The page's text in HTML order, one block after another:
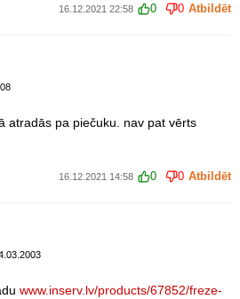
16.12.2021 22:58 0 0 Atbildēt
atradās pa piečuku. nav pat vērts
16.12.2021 14:58 0 0 Atbildēt
www.inserv.lv/products/67852/freze-